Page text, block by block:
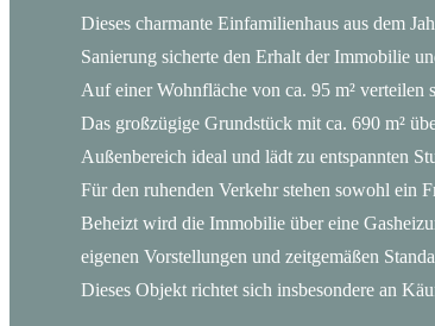
Dieses charmante Einfamilienhaus aus dem
Sanierung sicherte den Erhalt der Immobilie
Auf einer Wohnfläche von ca. 95 m² verteilen
Das großzügige Grundstück mit ca. 690 m²
Außenbereich ideal und lädt zu entspannten
Für den ruhenden Verkehr stehen sowohl ein
Beheizt wird die Immobilie über eine
eigenen Vorstellungen und zeitgemäßen
Dieses Objekt richtet sich insbesondere an